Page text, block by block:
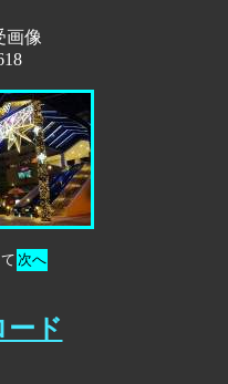
画像
次へ
ード